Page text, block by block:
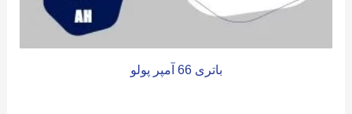
باتری 66 آمپر پولو